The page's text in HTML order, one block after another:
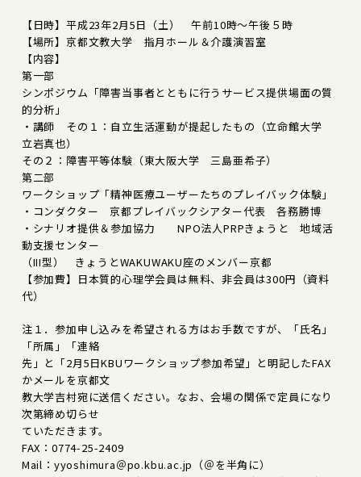
【日時】平成23年2月5日（土） 午前10時～午後５時
【場所】京都文教大学 指月ホール＆介護演習室
【内容】
第一部
シンポジウム「障害当事者とともに行うサービス提供場面の質
的分析」
・講師 その１：自立生活運動が提起したもの（立命館大学
立岩真也）
その２：障害平等体験（東大阪大学 三島亜希子）
第二部
ワークショップ「精神医療ユーザーたちのプレイバック体験」
・コンダクター 京都プレイバックシアター代表 各務勝博
・シナリオ提供＆参加協力 NPO法人PRPきょうと 地域活
動支援センター
（III型） きょうとWAKUWAKU座のメンバー京都
【参加費】日本質的心理学会員は無料、非会員は300円（資料
代）
注１．参加申し込みを希望される方はお手数ですが、「氏名」
「所属」「連絡
先」と「2月5日KBUワークショップ参加希望」と明記したFAX
かメールを京都文
教大学吉村宛に送信ください。なお、会場の関係で定員になり
次第締め切らせ
ていただきます。
FAX：0774-25-2409
Mail：yyoshimura＠po.kbu.ac.jp（＠を半角に）